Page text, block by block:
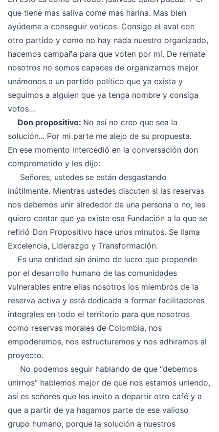
que tiene mas saliva come mas harina. Mas bien
ayúdeme a conseguir voticos. Consigo el aval con
otro partido y como no hay nada nuestro organizado,
hacemos campaña para que voten por mí. De remate
nosotros no somos capaces de organizarnos mejor
unámonos a un partido político que ya exista y
seguimos a alguien que ya tenga nombre y consiga
votos…
Don propositivo: No así no creo que sea la
solución... Por mi parte me alejo de su propuesta.
En ese momento intercedió en la conversación don
comprometido y les dijo:
Señores, ustedes se están desgastando
inútilmente. Mientras ustedes discuten si las reservas
nos debemos unir alrededor de una persona o no, les
quiero contar que ya existe esa Fundación a la que se
refirió Don Propositivo hace unos minutos. Se llama
Excelencia, Liderazgo y Transformación.
Es una entidad sin ánimo de lucro que propende
por el desarrollo humano de las comunidades
vulnerables entre ellas nosotros los miembros de la
reserva activa y está dedicada a formar facilitadores
integrales en todo el territorio para que nosotros
como reservas morales de Colombia, nos
empoderemos, nos estructuremos y nos adhiramos al
proyecto.
No podemos seguir hablando de que “debemos
unirnos” hablemos mejor de que nos estamos uniendo,
así es señores que los invito a departir otro café y a
que a partir de ya hagamos parte de ese valioso
grupo humano, porque la solución a nuestros